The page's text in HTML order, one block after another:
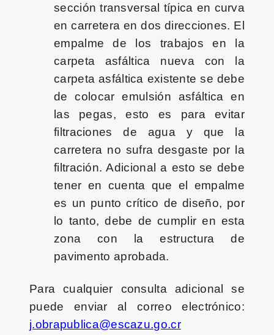
sección transversal típica en curva
en carretera en dos direcciones. El
empalme de los trabajos en la
carpeta asfáltica nueva con la
carpeta asfáltica existente se debe
de colocar emulsión asfáltica en
las pegas, esto es para evitar
filtraciones de agua y que la
carretera no sufra desgaste por la
filtración. Adicional a esto se debe
tener en cuenta que el empalme
es un punto crítico de diseño, por
lo tanto, debe de cumplir en esta
zona con la estructura de
pavimento aprobada.
Para cualquier consulta adicional se
puede enviar al correo electrónico:
j.obrapublica@escazu.go.cr